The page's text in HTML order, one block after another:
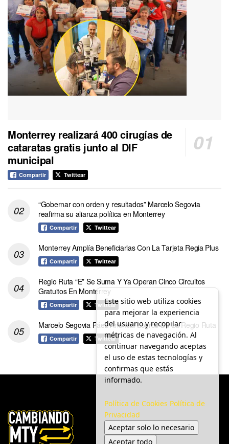
Monterrey realizará 400 cirugías de
cataratas gratis junto al DIF
municipal
Compartir Twittear
“Gobernar con orden y resultados” Marcelo Segovia
reafirma su alianza política en Monterrey
Compartir Twittear
Monterrey Amplía Beneficiarias Con La Tarjeta Regia Plus
Compartir Twittear
Regio Ruta “E” Se Suma Y Ya Operan Cinco Circuitos
Gratuitos En Monterrey
Compartir Twittear
Marcelo Segovia Páez Anuncia Logros De La Regio Ruta
Compartir Twittear
Este sitio web utiliza cookies
para mejorar la experiencia
del usuario y recopilar
métricas de navegación. Al
continuar navegando aceptas
el uso de estas tecnologías y
confirmas que estás
informado.
Política de Cookies Política de
Privacidad
Aceptar solo lo necesario
Aceptar todo